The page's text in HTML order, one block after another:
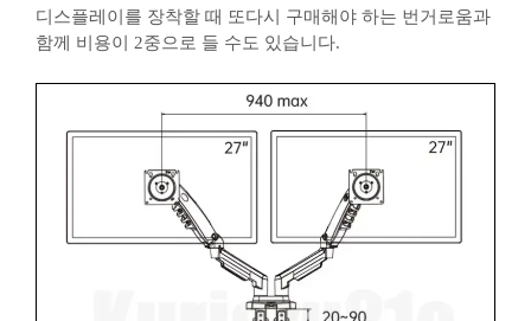
디스플레이를 장착할 때 또다시 구매해야 하는 번거로움과
함께 비용이 2중으로 들 수도 있습니다.